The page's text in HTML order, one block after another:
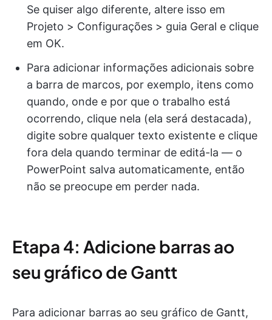
Se quiser algo diferente, altere isso em
Projeto > Configurações > guia Geral e clique
em OK.
Para adicionar informações adicionais sobre
a barra de marcos, por exemplo, itens como
quando, onde e por que o trabalho está
ocorrendo, clique nela (ela será destacada),
digite sobre qualquer texto existente e clique
fora dela quando terminar de editá-la — o
PowerPoint salva automaticamente, então
não se preocupe em perder nada.
Etapa 4: Adicione barras ao
seu gráfico de Gantt
Para adicionar barras ao seu gráfico de Gantt,